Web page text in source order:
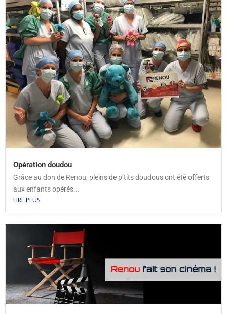
Opération doudou
Grâce au don de Renou, pleins de p’tits doudous ont été offerts
aux enfants opérés...
LIRE PLUS